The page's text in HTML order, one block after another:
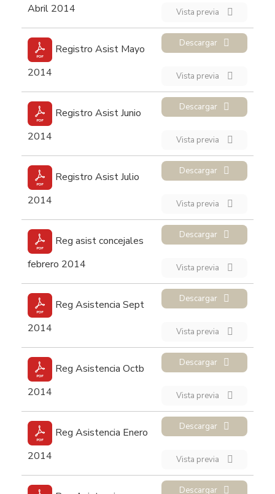
Abril 2014
Vista previa
Registro Asist Mayo
2014
Descargar
Vista previa
Registro Asist Junio
2014
Descargar
Vista previa
Registro Asist Julio
2014
Descargar
Vista previa
Reg asist concejales
febrero 2014
Descargar
Vista previa
Reg Asistencia Sept
2014
Descargar
Vista previa
Reg Asistencia Octb
2014
Descargar
Vista previa
Reg Asistencia Enero
2014
Descargar
Vista previa
Descargar